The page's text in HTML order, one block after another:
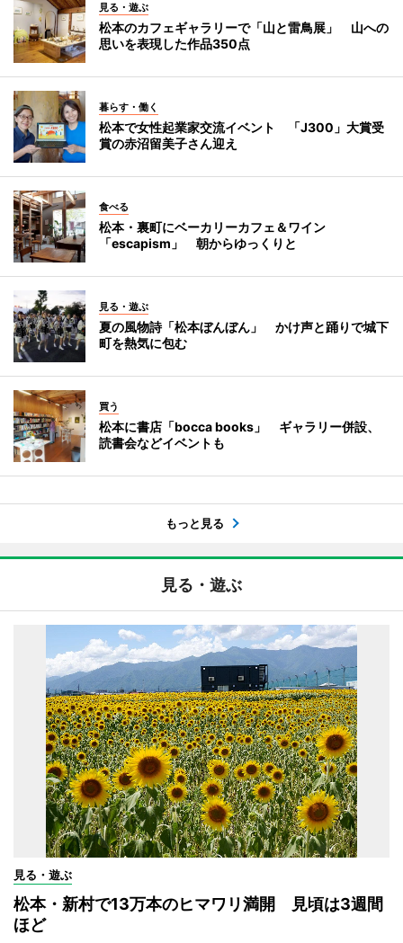
見る・遊ぶ
松本のカフェギャラリーで「山と雷鳥展」 山への
思いを表現した作品350点
暮らす・働く
松本で女性起業家交流イベント 「J300」大賞受
賞の赤沼留美子さん迎え
食べる
松本・裏町にベーカリーカフェ＆ワイン
「escapism」 朝からゆっくりと
見る・遊ぶ
夏の風物詩「松本ぼんぼん」 かけ声と踊りで城下
町を熱気に包む
買う
松本に書店「bocca books」 ギャラリー併設、
読書会などイベントも
もっと見る
見る・遊ぶ
見る・遊ぶ
松本・新村で13万本のヒマワリ満開 見頃は3週間
ほど